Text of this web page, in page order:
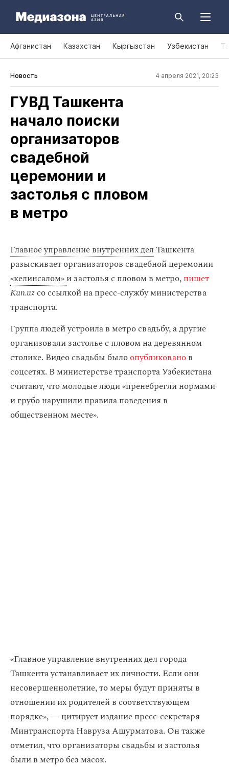
Афганистан Казахстан Кыргызстан Узбекистан
Новость 4 апреля 2021, 20:23
ГУВД Ташкента
начало поиски
организаторов
свадебной
церемонии и
застолья с пловом
в метро
Главное управление внутренних делТашкента
разыскивает организаторов свадебной церемонии
«келинсалом»и застолья с пловом в метро,пишет
Kun.uzсо ссылкой на пресс-службу министерства
транспорта.
Группа людей устроила в метро свадьбу, а другие
организовали застолье с пловом на деревянном
столике. Видео свадьбы былоопубликованов
соцсетях. В министерстве транспорта Узбекистана
считают, что молодые люди «пренебрегли нормами
и грубо нарушили правила поведения в
общественном месте».
«Главное управление внутренних дел города
Ташкента устанавливает их личности. Если они
несовершеннолетние, то меры будут приняты в
отношении их родителей в соответствующем
порядке», — цитирует издание пресс-секретаря
Минтранспорта Навруза Ашурматова. Он также
отметил, что организаторы свадьбы и застолья
были в метро без масок.